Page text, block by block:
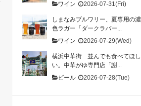
ワイン
2026-07-31(Fri)
しまなみブルワリー、夏専用の濃
色ラガー「ダークラバー...
ワイン
2026-07-29(Wed)
横浜中華街 並んでも食べてほし
い。中華がゆ専門店「謝...
ビール
2026-07-28(Tue)